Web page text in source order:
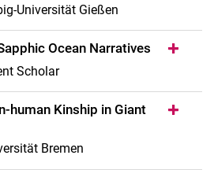
Universität Gießen
Ocean Narratives
Scholar
human Kinship in Giant
Bremen